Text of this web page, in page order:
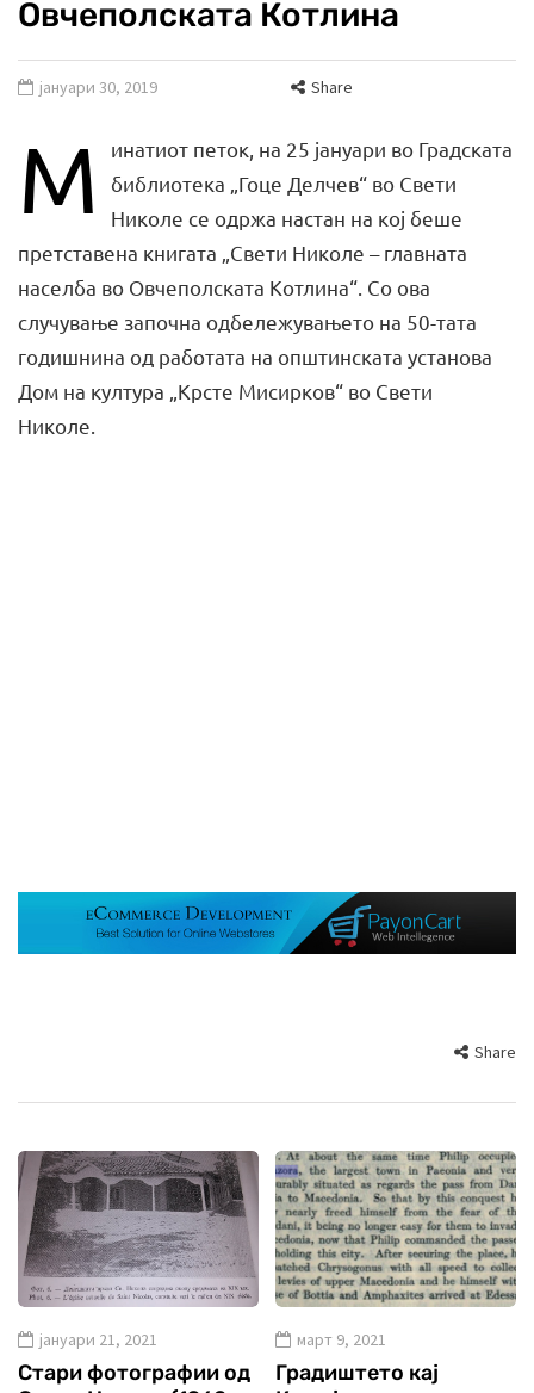
Овчеполската Котлина
јануари 30, 2019 Share
М
инатиот петок, на 25 јануари во Градската
библиотека „Гоце Делчев“ во Свети
Николе се одржа настан на кој беше
претставена книгата „Свети Николе – главната
населба во Овчеполската Котлина“. Со ова
случување започна одбележувањето на 50-тата
годишнина од работата на општинската установа
Дом на култура „Крсте Мисирков“ во Свети
Николе.
Share
јануари 21, 2021
Стари фотографии од
март 9, 2021
Градиштето кај